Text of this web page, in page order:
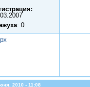
: 0
2010 - 11:08